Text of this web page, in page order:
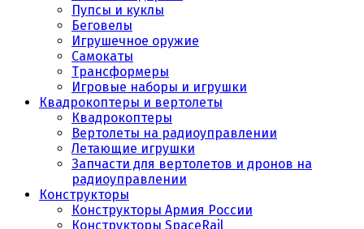
Пупсы и куклы
Беговелы
Игрушечное оружие
Самокаты
Трансформеры
Игровые наборы и игрушки
Квадрокоптеры и вертолеты
Квадрокоптеры
Вертолеты на радиоуправлении
Летающие игрушки
Запчасти для вертолетов и дронов на
радиоуправлении
Конструкторы
Конструкторы Армия России
Конструкторы SpaceRail